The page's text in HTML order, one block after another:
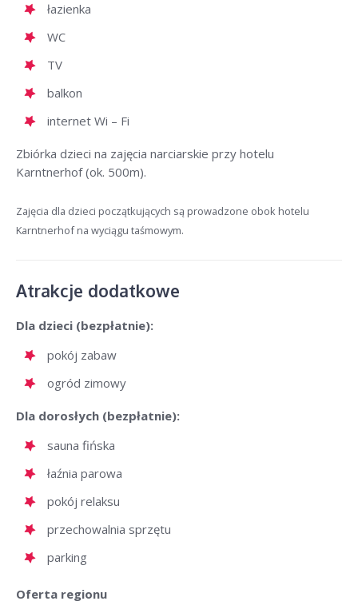
łazienka
WC
TV
balkon
internet Wi – Fi
Zbiórka dzieci na zajęcia narciarskie przy hotelu
Karntnerhof (ok. 500m).
Zajęcia dla dzieci początkujących są prowadzone obok hotelu
Karntnerhof na wyciągu taśmowym.
Atrakcje dodatkowe
Dla dzieci (bezpłatnie):
pokój zabaw
ogród zimowy
Dla dorosłych (bezpłatnie):
sauna fińska
łaźnia parowa
pokój relaksu
przechowalnia sprzętu
parking
Oferta regionu